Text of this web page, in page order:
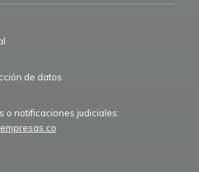
de datos
o notificaciones judiciales: